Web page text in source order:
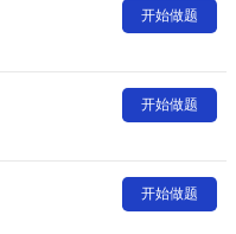
开始做题
开始做题
开始做题